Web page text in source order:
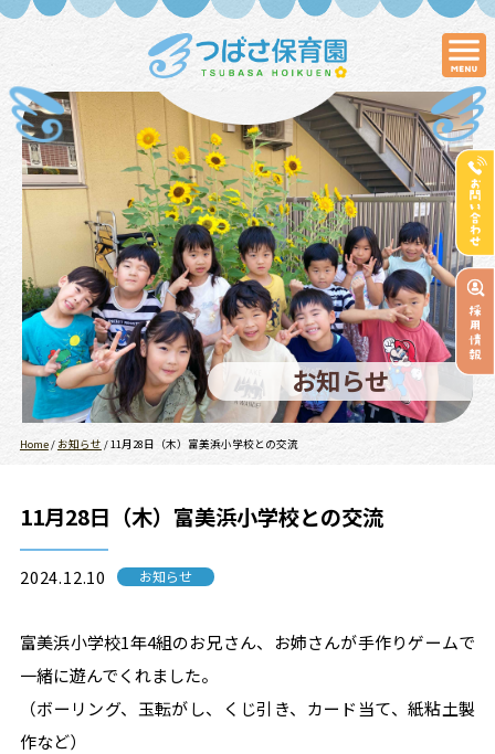
お知らせ
Home/ お知らせ /11月28日（木）富美浜小学校との交流
11月28日（木）富美浜小学校との交流
2024.12.10 お知らせ
富美浜小学校1年4組のお兄さん、お姉さんが手作りゲームで
一緒に遊んでくれました。
（ボーリング、玉転がし、くじ引き、カード当て、紙粘土製
作など）